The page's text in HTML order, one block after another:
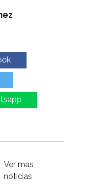
Ver mas
noticias